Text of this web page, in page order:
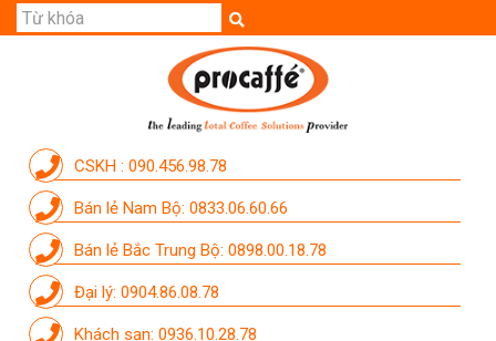
CSKH : 090.456.98.78
Bán lẻ Nam Bộ: 0833.06.60.66
Bán lẻ Bắc Trung Bộ: 0898.00.18.78
Đại lý: 0904.86.08.78
Khách sạn: 0936.10.28.78
DỊCH VỤ
CẨM NANG
THÀNH VIÊN PROCAFFE
KHUYẾN MÃI
SỰ KIỆN THƯƠNG HIỆU